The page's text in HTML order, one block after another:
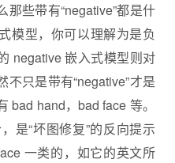
些带有“negative”都是什
模型，你可以理解为是负
negative 嵌入式模型则对
只是带有“negative”才是
bad hand，bad face 等。
是“坏图修复”的反向提示
一类的，如它的英文所